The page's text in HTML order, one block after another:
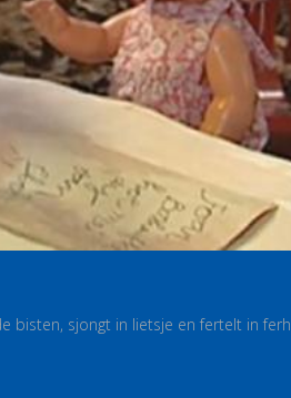
bisten, sjongt in lietsje en fertelt in